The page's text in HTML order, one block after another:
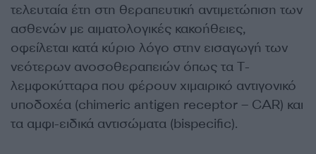
τελευταία έτη στη θεραπευτική αντιμετώπιση των
ασθενών με αιματολογικές κακοήθειες,
οφείλεται κατά κύριο λόγο στην εισαγωγή των
νεότερων ανοσοθεραπειών όπως τα Τ-
λεμφοκύτταρα που φέρουν χιμαιρικό αντιγονικό
υποδοχέα (chimeric antigen receptor – CAR) και
τα αμφι-ειδικά αντισώματα (bispecific).